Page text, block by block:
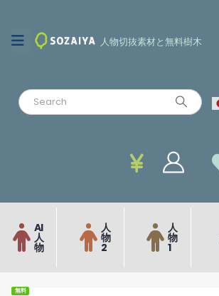
人物切抜素材と無料樹木
AI
人
物
人
物
2
人
物
1
無料